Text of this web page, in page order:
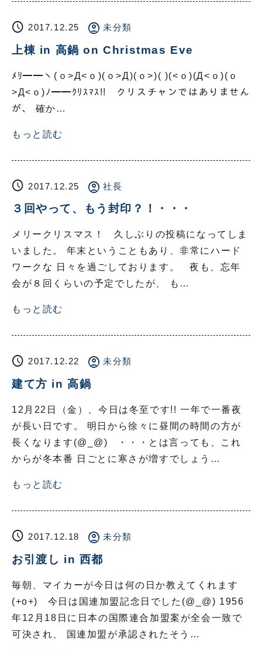
schedule 2017.12.25 account_circle 未分類
上棟 in 高鍋 on Christmas Eve
ﾒﾘ━━ヽ(ｏ>Д<ｏ)(ｏ>Д)(ｏ>)( )(<ｏ)(Д<ｏ)(ｏ
>Д<ｏ)ﾉ━━ｸﾘｽﾏｽ!! クリスチャンではありません
が、 確か…
もっと読む
schedule 2017.12.25 account_circle 社長
３回やって、もう封印？！・・・
メリークリスマス！ 久しぶりの投稿になってしま
いました。 年末ということもあり、非常にハード
ワークな 日々を過ごしております。 夜も、忘年
会が８回くらいの予定でしたが、 も…
もっと読む
schedule 2017.12.22 account_circle 未分類
建て方 in 高鍋
12月22日（金）、今日は冬至です!! 一年で一番夜
が長い日です。 明日から徐々に昼間の時間の方が
長くなります(@_@) ・・・とは言っても、これ
からが冬本番 日ごとに寒さが増すでしょう…
もっと読む
schedule 2017.12.18 account_circle 未分類
お引渡し in 西都
毎朝、マイカーが今日は何の日か教えてくれます
(+o+) 今日は国連加盟記念日でした(@_@) 1956
年12月18日に日本の国際連合加盟案が全会一致で
可決され、 国連加盟が承認されたそう…